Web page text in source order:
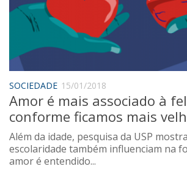
Bio
Seções
Mural do IP
Perfil
Commentor
Lançamento
Psico-HQ
SOCIEDADE 15/01/2018
Amor é mais associado à
conforme ficamos mais
Além da idade, pesquisa da USP
escolaridade também influenciam na
amor é entendido...